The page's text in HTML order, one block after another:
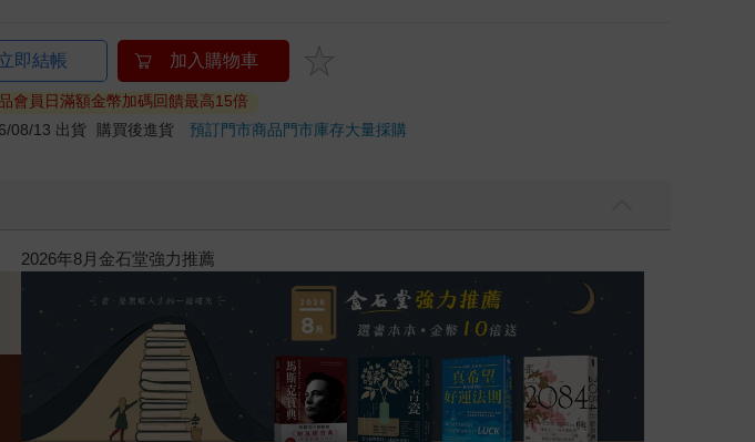
即結帳 加入購物車
會員日滿額金幣加碼回饋最高15倍
08/13 出貨
購買後進貨預訂門市商品門市庫存大量採購
飛吧，鴻！：母親、我與中國（暢銷全球逾1500萬冊《鴻》最新系列作）